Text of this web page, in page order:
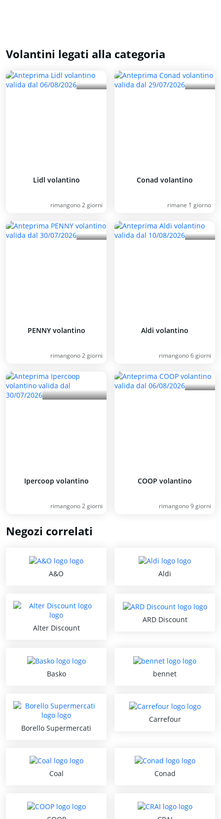
Volantini legati alla categoria
Lidl volantino
rimangono 2 giorni
Conad volantino
rimane 1 giorno
PENNY volantino
rimangono 2 giorni
Aldi volantino
rimangono 6 giorni
Ipercoop volantino
rimangono 2 giorni
COOP volantino
rimangono 9 giorni
Negozi correlati
A&O Aldi
Alter Discount
ARD Discount
Basko bennet
Borello Supermercati
Carrefour
Coal Conad